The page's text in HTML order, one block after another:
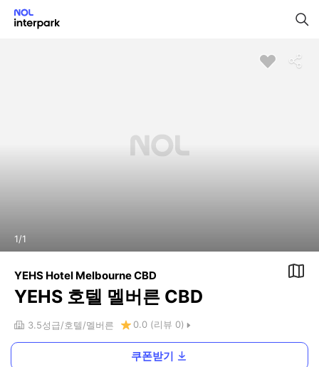
1/1
YEHS Hotel Melbourne CBD
YEHS 호텔 멜버른 CBD
3.5성급 호텔 멜버른 0.0 (리뷰 0)
쿠폰받기